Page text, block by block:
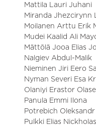
Mattila Lauri Juhani
Miranda Jhezcirynn
Moilanen Arttu Erik
Mudei Kaalid Ali
Mättölä Jooa Elias
Nalgiev Abdul-Malik
Nieminen Jiri Eero
Nyman Severi Esa
Olaniyi Erastor
Panula Emmi Ilona
Potrebich Oleksandr
Pulkki Elias Nickholas